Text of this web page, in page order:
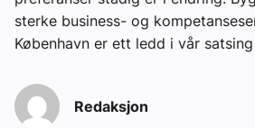
sterke business- og
København er ett ledd i vår
Redaksjon